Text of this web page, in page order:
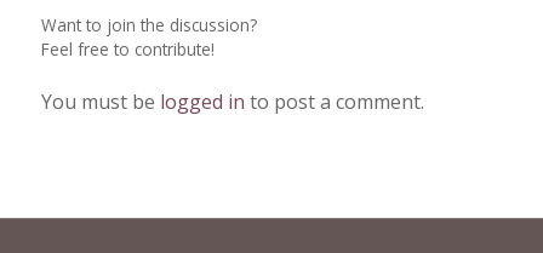
Want to join the discussion?
Feel free to contribute!
You must be logged in to post a comment.